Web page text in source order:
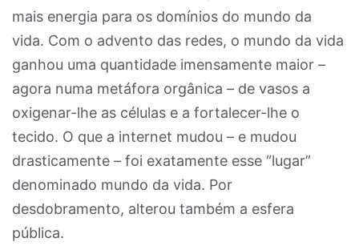
mais energia para os domínios do mundo da
vida. Com o advento das redes, o mundo da vida
ganhou uma quantidade imensamente maior –
agora numa metáfora orgânica – de vasos a
oxigenar-lhe as células e a fortalecer-lhe o
tecido. O que a internet mudou – e mudou
drasticamente – foi exatamente esse “lugar”
denominado mundo da vida. Por
desdobramento, alterou também a esfera
pública.